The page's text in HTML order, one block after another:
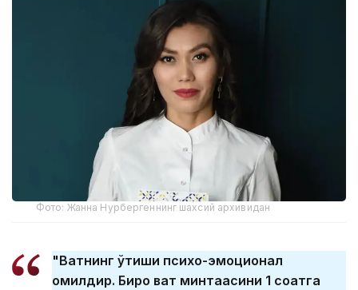
Фото: Жанна Нурбергеннинг шахсий архивидан
"Вақтнинг ўтиши психо-эмоционал
омилдир. Бироқ вақт минтақасини 1 соатга